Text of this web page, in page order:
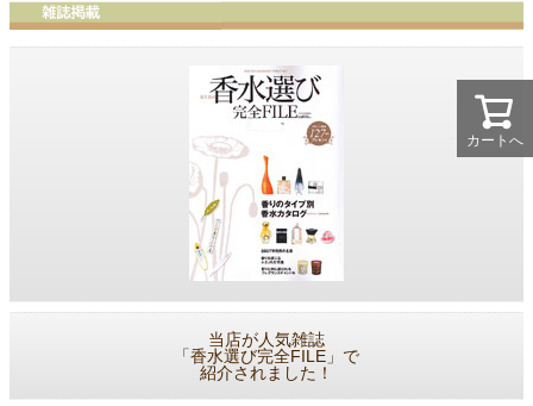
カートへ
当店が人気雑誌
「香水選び完全FILE」で
紹介されました！